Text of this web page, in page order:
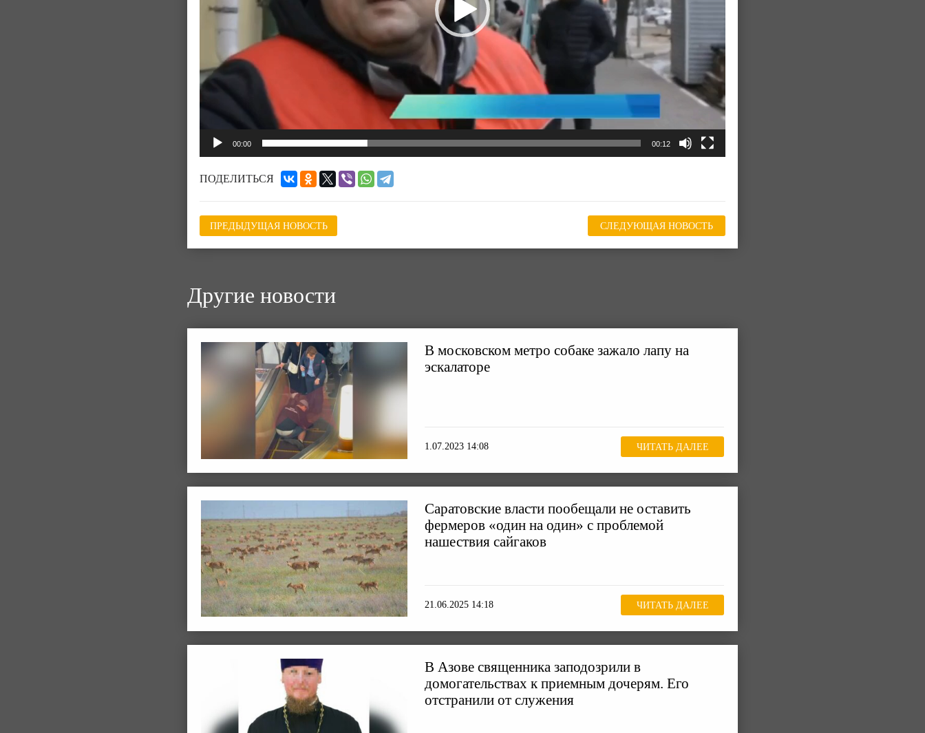
00:00 00:12
ПОДЕЛИТЬСЯ
ПРЕДЫДУЩАЯ НОВОСТЬ СЛЕДУЮЩАЯ НОВОСТЬ
Другие новости
В московском метро собаке зажало лапу на
эскалаторе
1.07.2023 14:08 ЧИТАТЬ ДАЛЕЕ
Саратовские власти пообещали не оставить
фермеров «один на один» с проблемой
нашествия сайгаков
21.06.2025 14:18 ЧИТАТЬ ДАЛЕЕ
В Азове священника заподозрили в
домогательствах к приемным дочерям. Его
отстранили от служения